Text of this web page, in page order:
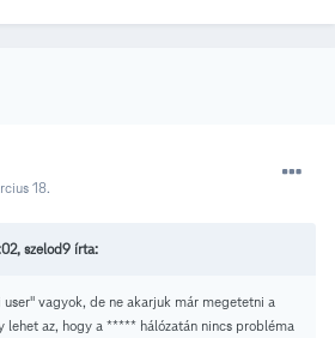
18.
szelod9 írta:
vagyok, de ne akarjuk már megetetni a
lehet az, hogy a ***** hálózatán nincs probléma